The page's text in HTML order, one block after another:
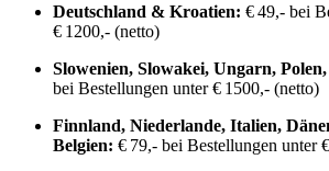
Deutschland & Kroatien: € 49,- bei
€ 1200,- (netto)
Slowenien, Slowakei, Ungarn,
bei Bestellungen unter € 1500,- (netto)
Finnland, Niederlande, Italien,
Belgien: € 79,- bei Bestellungen unter